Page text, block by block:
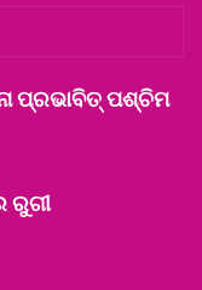
ପ୍ରଭାବିତ୍ ପଶ୍ଚିମ
ରୁଗୀ